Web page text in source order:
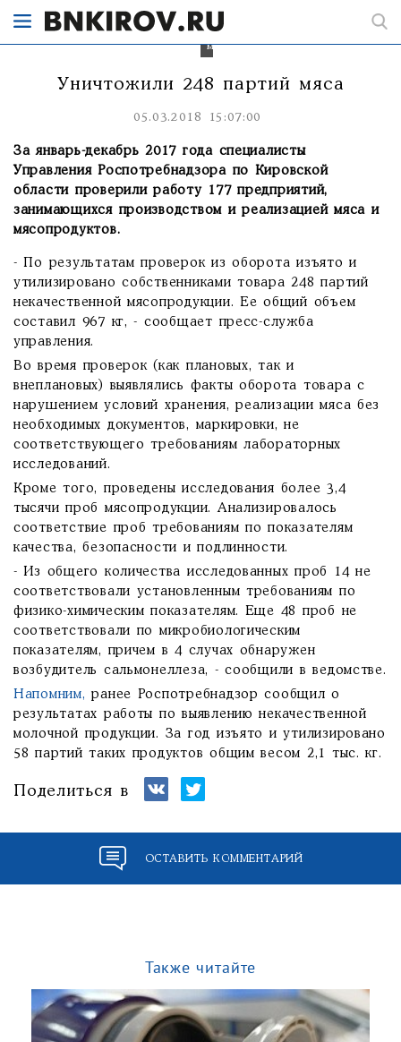
и
мясопродуктов.
Уничтожили 248 партий мяса
05.03.2018 15:07:00
За январь-декабрь 2017 года специалисты
Управления Роспотребнадзора по Кировской
области проверили работу 177 предприятий,
занимающихся производством и реализацией мяса и
мясопродуктов.
- По результатам проверок из оборота изъято и
утилизировано собственниками товара 248 партий
некачественной мясопродукции. Ее общий объем
составил 967 кг, - сообщает пресс-служба
управления.
Во время проверок (как плановых, так и
внеплановых) выявлялись факты оборота товара с
нарушением условий хранения, реализации мяса без
необходимых документов, маркировки, не
соответствующего требованиям лабораторных
исследований.
Кроме того, проведены исследования более 3,4
тысячи проб мясопродукции. Анализировалось
соответствие проб требованиям по показателям
качества, безопасности и подлинности.
- Из общего количества исследованных проб 14 не
соответствовали установленным требованиям по
физико-химическим показателям. Еще 48 проб не
соответствовали по микробиологическим
показателям, причем в 4 случах обнаружен
возбудитель сальмонеллеза, - сообщили в ведомстве.
Напомним,ранее Роспотребнадзор сообщил о
результатах работы по выявлению некачественной
молочной продукции. За год изъято и утилизировано
58 партий таких продуктов общим весом 2,1 тыс. кг.
Поделиться в
ОСТАВИТЬ КОММЕНТАРИЙ
Также читайте